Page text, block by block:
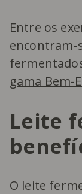
Entre os
encontram-
gama Bem-
Leite
O leite